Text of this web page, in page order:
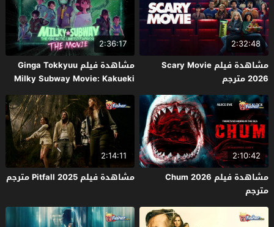
2:32:48
مشاهدة فيلم Scary Movie
2026 مترجم
2:36:17
مشاهدة فيلم Ginga Tokkyuu
Milky Subway Movie: Kakueki
Teisha Gekijou Yuki 2026 مترجم
2:10:42
مشاهدة فيلم Chum 2026
مترجم
2:14:11
مشاهدة فيلم Pitfall 2025 مترجم